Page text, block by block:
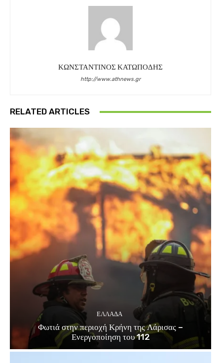
ΚΩΝΣΤΑΝΤΙΝΟΣ ΚΑΤΩΠΟΔΗΣ
http://www.athnews.gr
RELATED ARTICLES
ΕΛΛΑΔΑ
Φωτιά στην περιοχή Κρήνη της Λάρισας –
Ενεργοποίηση του 112